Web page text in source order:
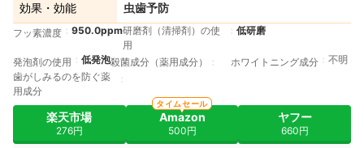
効果・効能 虫歯予防
フッ素濃度 950.0ppm研磨剤（清掃剤）の使
用
低研磨
発泡剤の使用 低発泡殺菌成分（薬用成分） ホワイトニング成分
不明
歯がしみるのを防ぐ薬
用成分
楽天市場
276円
Amazon
500円
タイムセール
ヤフー
660円